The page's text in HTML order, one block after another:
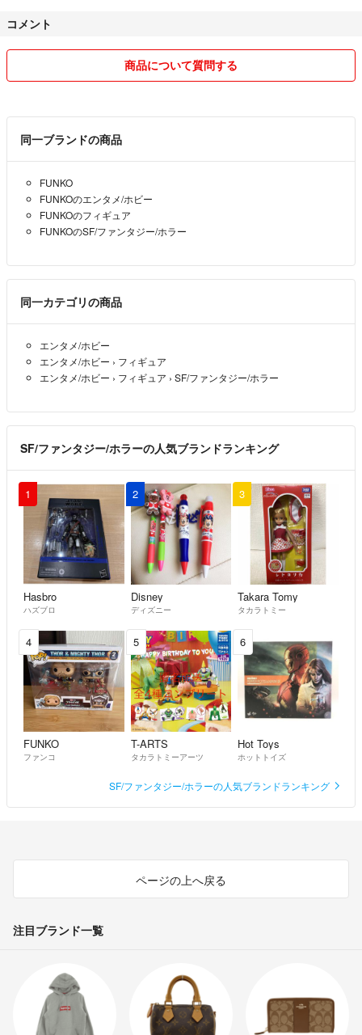
・タバコ・ペットなし
気持の良いお取引を心がけておりますので、
よろしくお願いいたします。
コメント
商品について質問する
同一ブランドの商品
FUNKO
FUNKOのエンタメ/ホビー
FUNKOのフィギュア
FUNKOのSF/ファンタジー/ホラー
同一カテゴリの商品
エンタメ/ホビー
エンタメ/ホビー › フィギュア
エンタメ/ホビー › フィギュア › SF/ファンタジー/ホラー
SF/ファンタジー/ホラーの人気ブランドランキング
1
Hasbro
ハズブロ
2
Disney
ディズニー
3
Takara Tomy
タカラトミー
4
FUNKO
ファンコ
5
T-ARTS
タカラトミーアーツ
6
Hot Toys
ホットトイズ
SF/ファンタジー/ホラーの人気ブランドランキング
ページの上へ戻る
注目ブランド一覧